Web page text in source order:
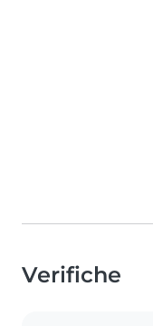
Verifiche